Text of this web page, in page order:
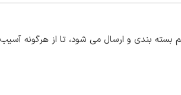
بندی و ارسال می شود، تا از هرگونه